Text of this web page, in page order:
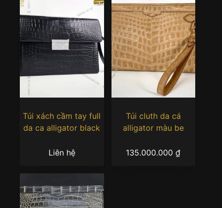
Túi xách cầm tay full
da ca alligator black
Liên hệ
Túi cluth da cá
alligator màu be
135.000.000₫